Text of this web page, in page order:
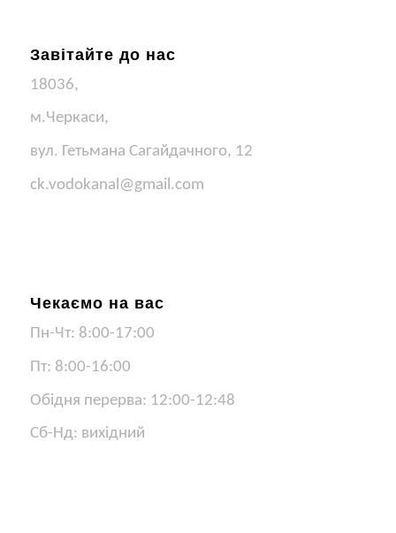
Завітайте до нас
18036,
м.Черкаси,
вул. Гетьмана Сагайдачного, 12
ck.vodokanal@gmail.com
Чекаємо на вас
Пн-Чт: 8:00-17:00
Пт: 8:00-16:00
Обідня перерва: 12:00-12:48
Сб-Нд: вихідний